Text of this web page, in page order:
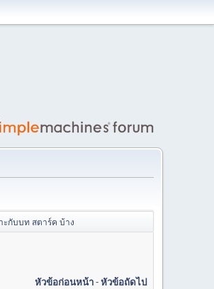
ะกับบท สตาร์ค บ้าง
หัวข้อก่อนหน้า-หัวข้อถัดไป